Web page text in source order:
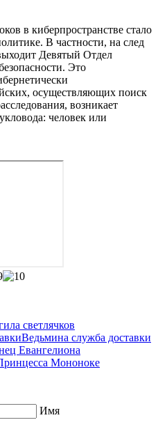
в киберпространстве стало
В частности, на след
Девятый Отдел
Это
осуществляющих поиск
возникает
человек или
светлячков
Ведьмина служба доставки
Евангелиона
Мононоке
Имя